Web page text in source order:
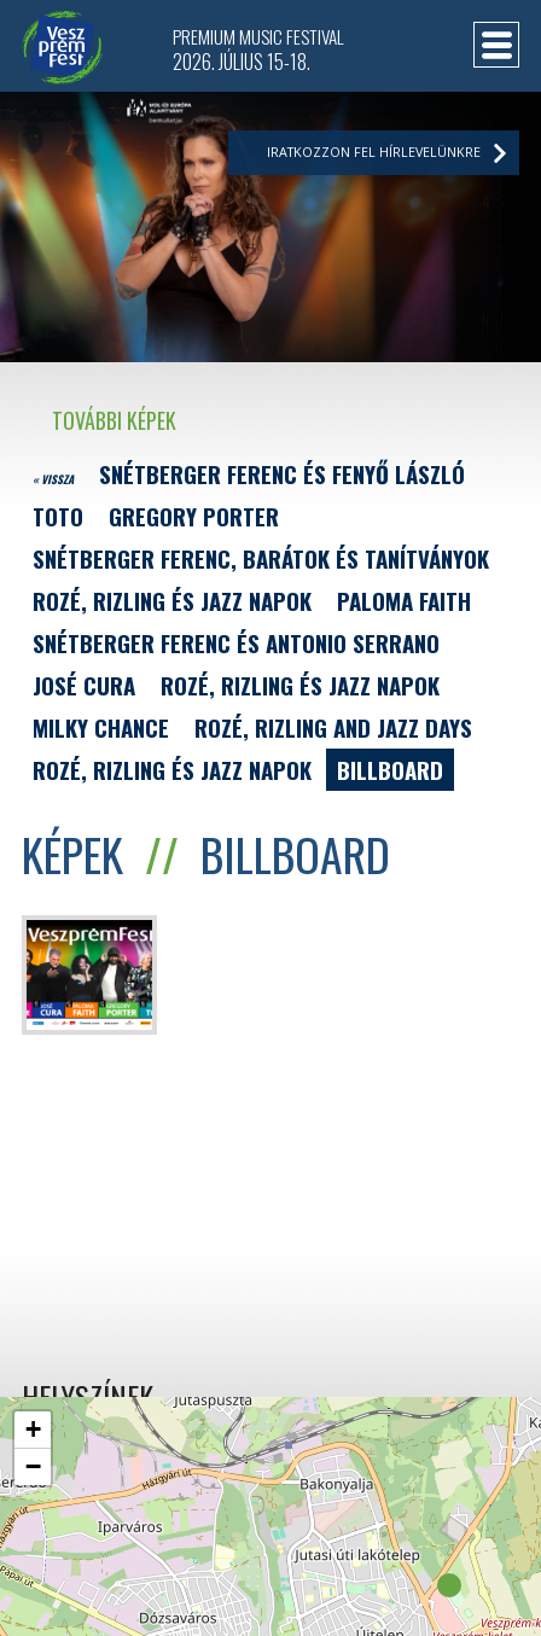
KÉPEK // BILLBOARD
TOVÁBBI KÉPEK
« VISSZA
SNÉTBERGER FERENC ÉS FENYŐ LÁSZLÓ
TOTO
GREGORY PORTER
SNÉTBERGER FERENC, BARÁTOK ÉS TANÍTVÁNYOK
ROZÉ, RIZLING ÉS JAZZ NAPOK
PALOMA FAITH
SNÉTBERGER FERENC ÉS ANTONIO SERRANO
JOSÉ CURA
ROZÉ, RIZLING ÉS JAZZ NAPOK
MILKY CHANCE
ROZÉ, RIZLING AND JAZZ DAYS
ROZÉ, RIZLING ÉS JAZZ NAPOK
BILLBOARD
+
−
HELYSZÍNEK
PREMIUM MUSIC FESTIVAL
2026. JÚLIUS 15-18.
IRATKOZZON FEL HÍRLEVELÜNKRE